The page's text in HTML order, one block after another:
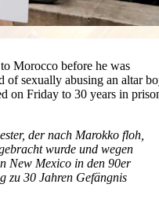
Morocco before he was
of sexually abusing an altar
on Friday to 30 years in
der nach Marokko floh,
wurde und wegen
New Mexico in den 90er
zu 30 Jahren Gefängnis